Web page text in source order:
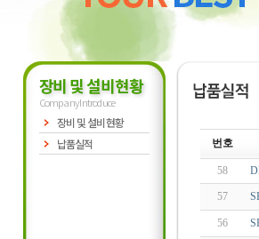
장비 및 설비현황
Company Introduce
장비 및 설비현황
납품실적
번호
58
57
56